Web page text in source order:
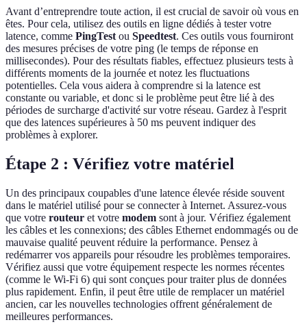
Avant d’entreprendre toute action, il est crucial de savoir où vous en
êtes. Pour cela, utilisez des outils en ligne dédiés à tester votre
latence, comme PingTest ou Speedtest. Ces outils vous fourniront
des mesures précises de votre ping (le temps de réponse en
millisecondes). Pour des résultats fiables, effectuez plusieurs tests à
différents moments de la journée et notez les fluctuations
potentielles. Cela vous aidera à comprendre si la latence est
constante ou variable, et donc si le problème peut être lié à des
périodes de surcharge d'activité sur votre réseau. Gardez à l'esprit
que des latences supérieures à 50 ms peuvent indiquer des
problèmes à explorer.
Étape 2 : Vérifiez votre matériel
Un des principaux coupables d'une latence élevée réside souvent
dans le matériel utilisé pour se connecter à Internet. Assurez-vous
que votre routeur et votre modem sont à jour. Vérifiez également
les câbles et les connexions; des câbles Ethernet endommagés ou de
mauvaise qualité peuvent réduire la performance. Pensez à
redémarrer vos appareils pour résoudre les problèmes temporaires.
Vérifiez aussi que votre équipement respecte les normes récentes
(comme le Wi-Fi 6) qui sont conçues pour traiter plus de données
plus rapidement. Enfin, il peut être utile de remplacer un matériel
ancien, car les nouvelles technologies offrent généralement de
meilleures performances.